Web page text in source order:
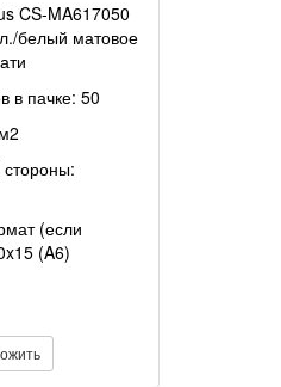
CS-MA617050
белый матовое
в пачке: 50
(если
(A6)